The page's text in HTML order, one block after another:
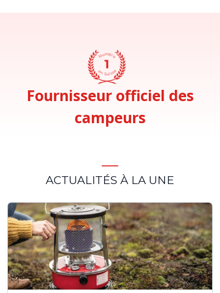
Fournisseur officiel des
campeurs
ACTUALITÉS À LA UNE